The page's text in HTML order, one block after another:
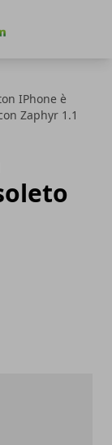
IPhone è
Zaphyr 1.1